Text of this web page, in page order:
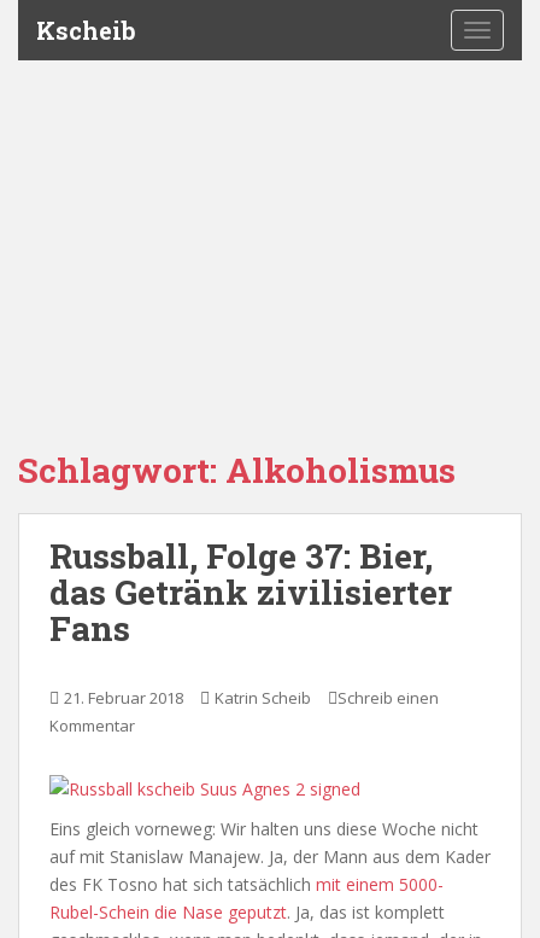
Kscheib
Schlagwort: Alkoholismus
Russball, Folge 37: Bier,
das Getränk zivilisierter
Fans
21. Februar 2018 Katrin Scheib
Schreib einen
Kommentar
Eins gleich vorneweg: Wir halten uns diese Woche nicht
auf mit Stanislaw Manajew. Ja, der Mann aus dem Kader
des FK Tosno hat sich tatsächlich mit einem 5000-
Rubel-Schein die Nase geputzt. Ja, das ist komplett